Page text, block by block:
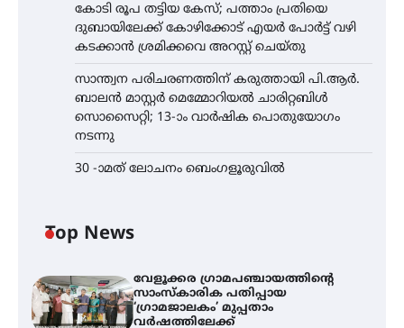
കോടി രൂപ തട്ടിയ കേസ്; പത്താം പ്രതിയെ
ദുബായിലേക്ക് കോഴിക്കോട് എയർ പോർട്ട് വഴി
കടക്കാൻ ശ്രമിക്കവെ അറസ്റ്റ് ചെയ്തു
സാന്ത്വന പരിചരണത്തിന് കരുത്തായി പി.ആർ.
ബാലൻ മാസ്റ്റർ മെമ്മോറിയൽ ചാരിറ്റബിൾ
സൊസൈറ്റി; 13-ാം വാർഷിക പൊതുയോഗം
നടന്നു
30 -ാമത് ലോചനം ബെംഗളൂരുവിൽ
Top News
വേളൂക്കര ഗ്രാമപഞ്ചായത്തിന്റെ
സാംസ്കാരിക പതിപ്പായ
‘ഗ്രാമജാലകം’ മുപ്പതാം
വർഷത്തിലേക്ക്